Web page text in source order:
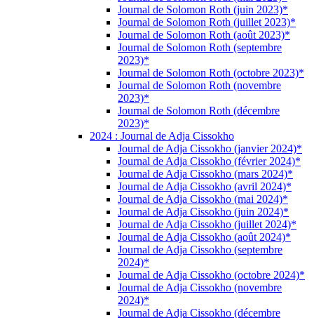
Journal de Solomon Roth (juin 2023)*
Journal de Solomon Roth (juillet 2023)*
Journal de Solomon Roth (août 2023)*
Journal de Solomon Roth (septembre
2023)*
Journal de Solomon Roth (octobre 2023)*
Journal de Solomon Roth (novembre
2023)*
Journal de Solomon Roth (décembre
2023)*
2024 : Journal de Adja Cissokho
Journal de Adja Cissokho (janvier 2024)*
Journal de Adja Cissokho (février 2024)*
Journal de Adja Cissokho (mars 2024)*
Journal de Adja Cissokho (avril 2024)*
Journal de Adja Cissokho (mai 2024)*
Journal de Adja Cissokho (juin 2024)*
Journal de Adja Cissokho (juillet 2024)*
Journal de Adja Cissokho (août 2024)*
Journal de Adja Cissokho (septembre
2024)*
Journal de Adja Cissokho (octobre 2024)*
Journal de Adja Cissokho (novembre
2024)*
Journal de Adja Cissokho (décembre